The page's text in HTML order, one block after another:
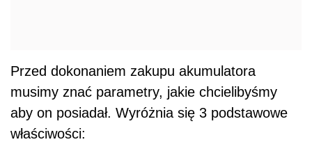
Przed dokonaniem zakupu akumulatora
musimy znać parametry, jakie chcielibyśmy
aby on posiadał. Wyróżnia się 3 podstawowe
właściwości: